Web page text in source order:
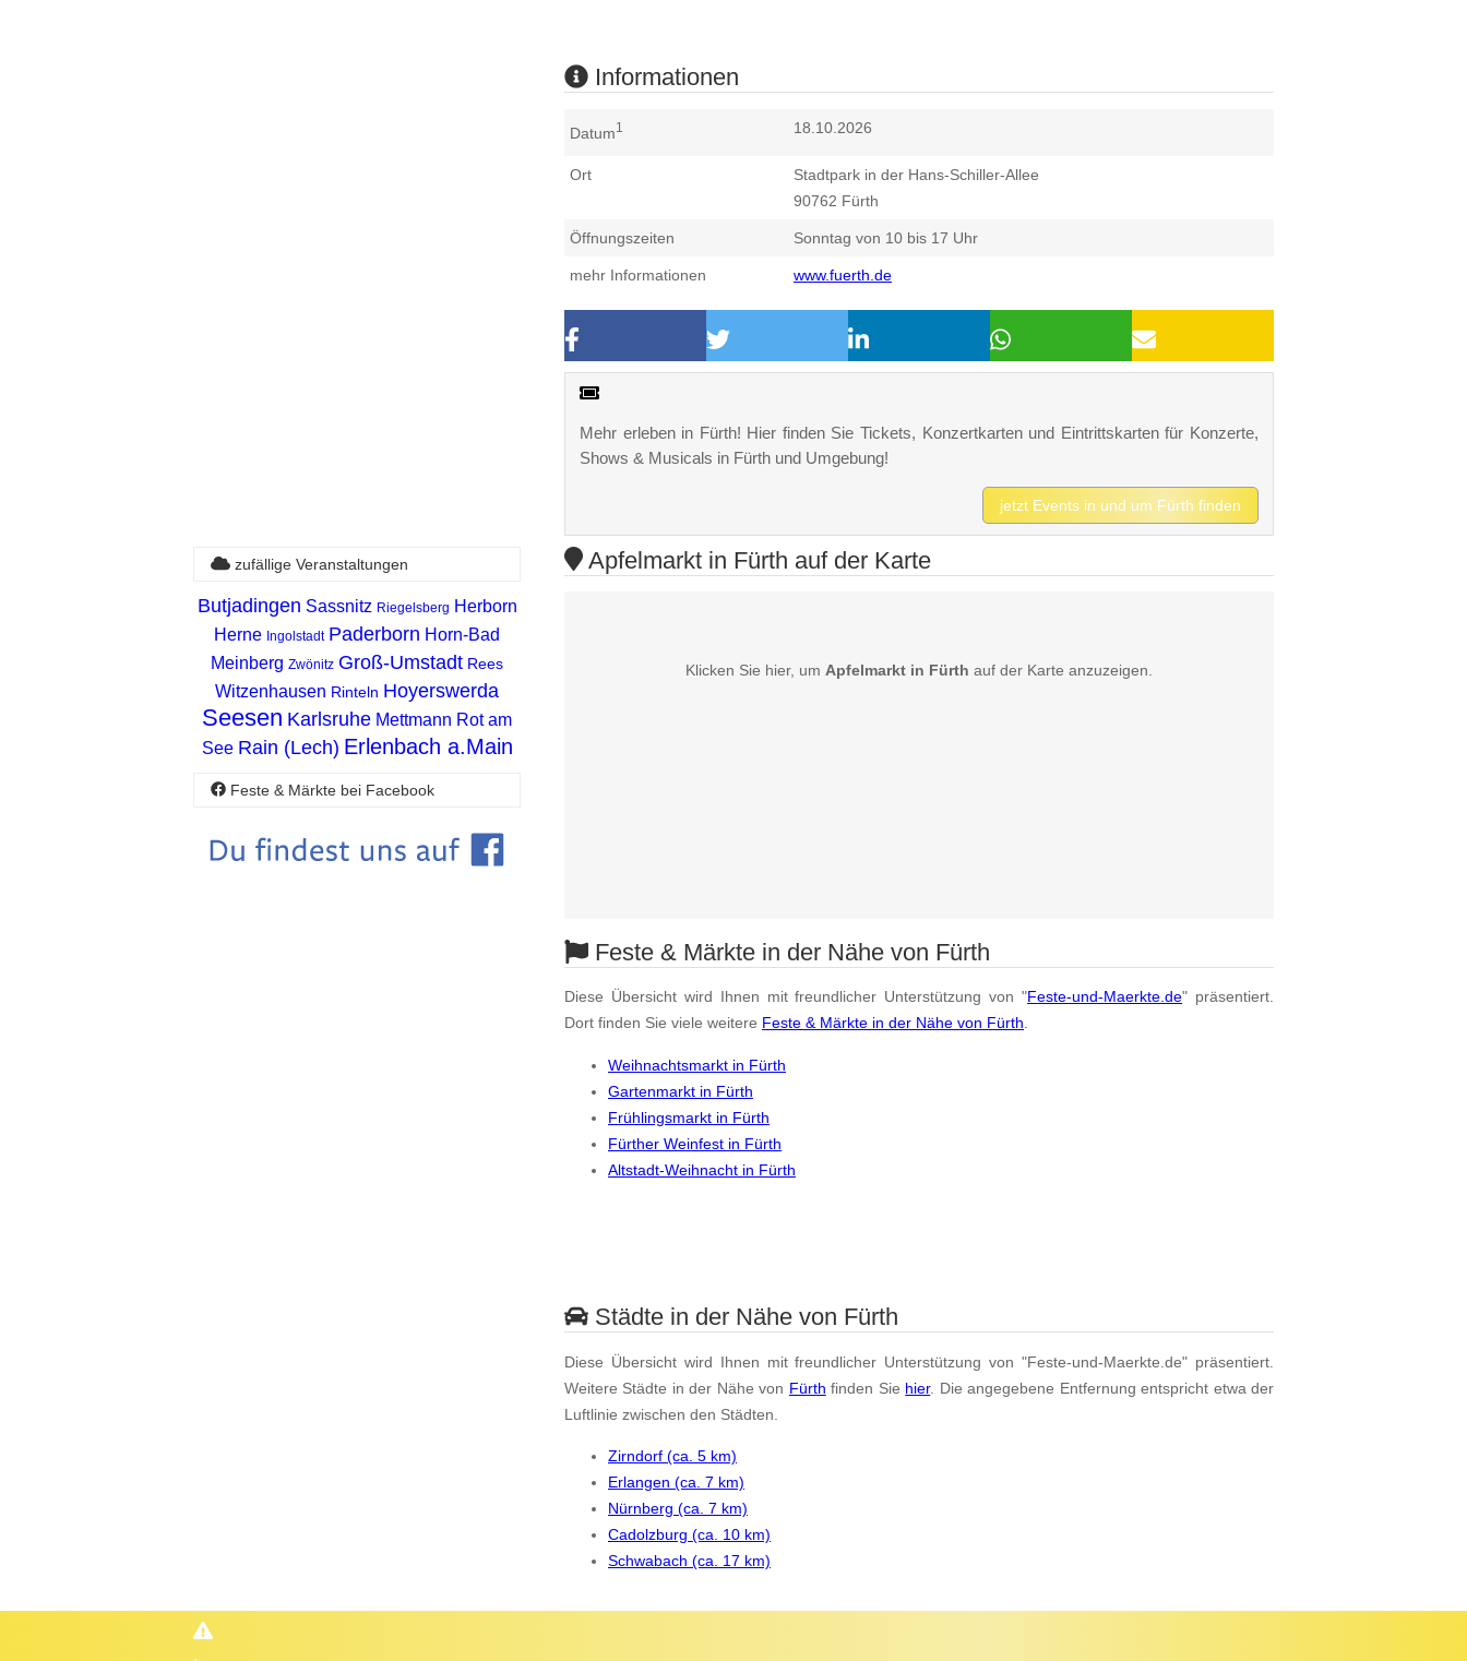
Informationen
Datum1 18.10.2026
Ort
Stadtpark in der Hans-Schiller-Allee
90762 Fürth
Öffnungszeiten Sonntag von 10 bis 17 Uhr
mehr Informationen www.fuerth.de
Mehr erleben in Fürth! Hier finden Sie Tickets, Konzertkarten und Eintrittskarten für Konzerte,
Shows & Musicals in Fürth und Umgebung!
jetzt Events in und um Fürth finden
Apfelmarkt in Fürth auf der Karte
Klicken Sie hier, um Apfelmarkt in Fürth auf der Karte anzuzeigen.
Feste & Märkte in der Nähe von Fürth
Diese Übersicht wird Ihnen mit freundlicher Unterstützung von "Feste-und-Maerkte.de" präsentiert.
Dort finden Sie viele weitere Feste & Märkte in der Nähe von Fürth.
Weihnachtsmarkt in Fürth
Gartenmarkt in Fürth
Frühlingsmarkt in Fürth
Fürther Weinfest in Fürth
Altstadt-Weihnacht in Fürth
Städte in der Nähe von Fürth
Diese Übersicht wird Ihnen mit freundlicher Unterstützung von "Feste-und-Maerkte.de" präsentiert.
Weitere Städte in der Nähe von Fürth finden Sie hier. Die angegebene Entfernung entspricht etwa der
Luftlinie zwischen den Städten.
Zirndorf (ca. 5 km)
Erlangen (ca. 7 km)
Nürnberg (ca. 7 km)
Cadolzburg (ca. 10 km)
Schwabach (ca. 17 km)
zufällige Veranstaltungen
Butjadingen Sassnitz Riegelsberg Herborn
Herne Ingolstadt Paderborn Horn-Bad
Meinberg Zwönitz Groß-Umstadt Rees
Witzenhausen Rinteln Hoyerswerda
Seesen Karlsruhe Mettmann Rot am
See Rain (Lech) Erlenbach a.Main
Feste & Märkte bei Facebook